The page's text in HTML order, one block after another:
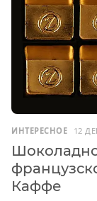
ИНТЕРЕСНОЕ 12
Каффе